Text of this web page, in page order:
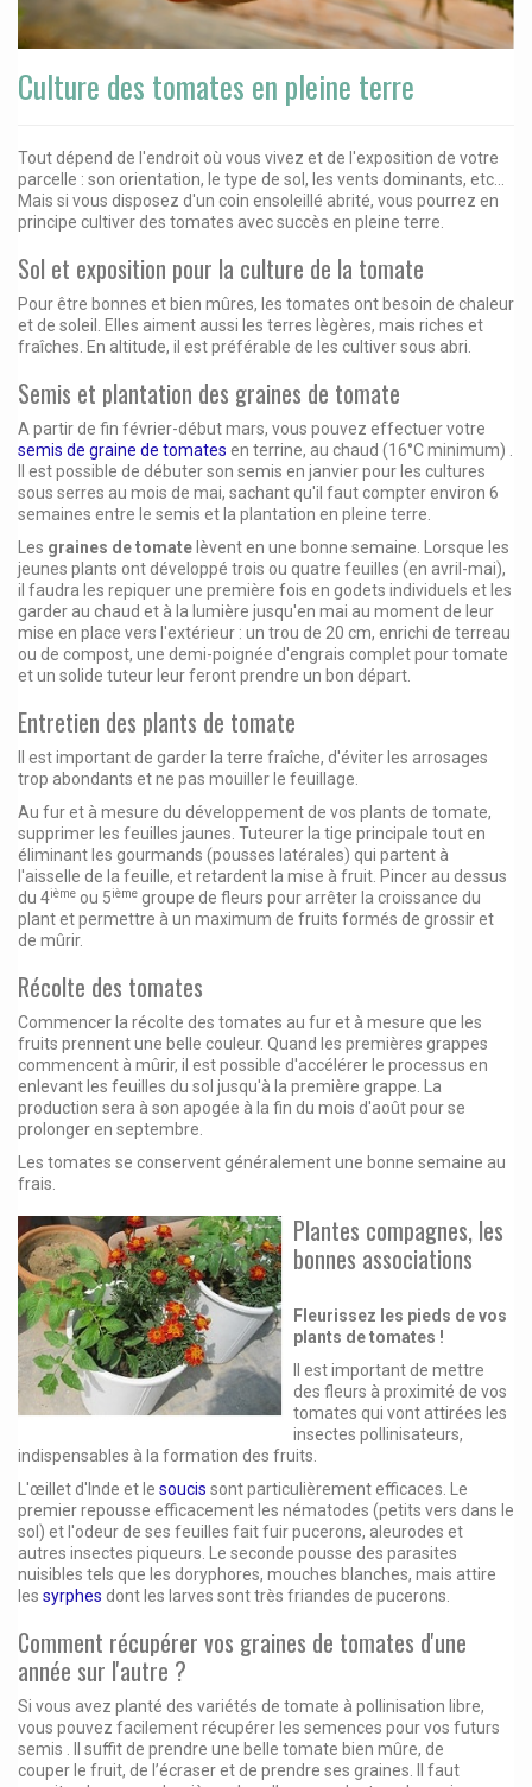
Culture des tomates en pleine terre
Tout dépend de l'endroit où vous vivez et de l'exposition de votre
parcelle : son orientation, le type de sol, les vents dominants, etc...
Mais si vous disposez d'un coin ensoleillé abrité, vous pourrez en
principe cultiver des tomates avec succès en pleine terre.
Sol et exposition pour la culture de la tomate
Pour être bonnes et bien mûres, les tomates ont besoin de chaleur
et de soleil. Elles aiment aussi les terres lègères, mais riches et
fraîches. En altitude, il est préférable de les cultiver sous abri.
Semis et plantation des graines de tomate
A partir de fin février-début mars, vous pouvez effectuer votre
semis de graine de tomates en terrine, au chaud (16°C minimum) .
Il est possible de débuter son semis en janvier pour les cultures
sous serres au mois de mai, sachant qu'il faut compter environ 6
semaines entre le semis et la plantation en pleine terre.
Les graines de tomate lèvent en une bonne semaine. Lorsque les
jeunes plants ont développé trois ou quatre feuilles (en avril-mai),
il faudra les repiquer une première fois en godets individuels et les
garder au chaud et à la lumière jusqu'en mai au moment de leur
mise en place vers l'extérieur : un trou de 20 cm, enrichi de terreau
ou de compost, une demi-poignée d'engrais complet pour tomate
et un solide tuteur leur feront prendre un bon départ.
Entretien des plants de tomate
Il est important de garder la terre fraîche, d'éviter les arrosages
trop abondants et ne pas mouiller le feuillage.
Au fur et à mesure du développement de vos plants de tomate,
supprimer les feuilles jaunes. Tuteurer la tige principale tout en
éliminant les gourmands (pousses latérales) qui partent à
l'aisselle de la feuille, et retardent la mise à fruit. Pincer au dessus
du 4ième ou 5ième groupe de fleurs pour arrêter la croissance du
plant et permettre à un maximum de fruits formés de grossir et
de mûrir.
Récolte des tomates
Commencer la récolte des tomates au fur et à mesure que les
fruits prennent une belle couleur. Quand les premières grappes
commencent à mûrir, il est possible d'accélérer le processus en
enlevant les feuilles du sol jusqu'à la première grappe. La
production sera à son apogée à la fin du mois d'août pour se
prolonger en septembre.
Les tomates se conservent généralement une bonne semaine au
frais.
Plantes compagnes, les
bonnes associations
Fleurissez les pieds de vos
plants de tomates !
Il est important de mettre
des fleurs à proximité de vos
tomates qui vont attirées les
insectes pollinisateurs,
indispensables à la formation des fruits.
L'œillet d'Inde et le soucis sont particulièrement efficaces. Le
premier repousse efficacement les nématodes (petits vers dans le
sol) et l'odeur de ses feuilles fait fuir pucerons, aleurodes et
autres insectes piqueurs. Le seconde pousse des parasites
nuisibles tels que les doryphores, mouches blanches, mais attire
les syrphes dont les larves sont très friandes de pucerons.
Comment récupérer vos graines de tomates d'une
année sur l'autre ?
Si vous avez planté des variétés de tomate à pollinisation libre,
vous pouvez facilement récupérer les semences pour vos futurs
semis . Il suffit de prendre une belle tomate bien mûre, de
couper le fruit, de l’écraser et de prendre ses graines. Il faut